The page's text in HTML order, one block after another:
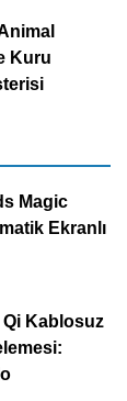
Kuru
Magic
Ekranlı
Qi Kablosuz